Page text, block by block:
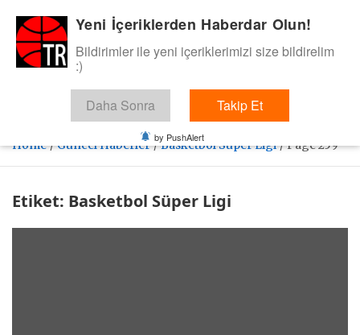
content
BasketTR
Sol dip çizgiden bir basket de bizden gelsin dedik.
Home Güncel Haberler Basketbol Süper Ligi Page 259
Etiket: Basketbol Süper Ligi
Yeni İçeriklerden Haberdar Olun!
Bildirimler ile yeni içeriklerimizi size bildirelim
:)
Daha Sonra Takip Et
by PushAlert